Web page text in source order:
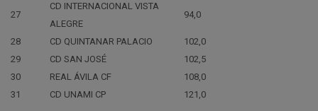
27
CD INTERNACIONAL VISTA
ALEGRE
94,0
28 CD QUINTANAR PALACIO
102,0
29
CD SAN JOSÉ
102,5
30
REAL ÁVILA CF
108,0
31
CD UNAMI CP 121,0